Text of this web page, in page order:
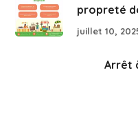
propreté
juillet 10,
Arrêt